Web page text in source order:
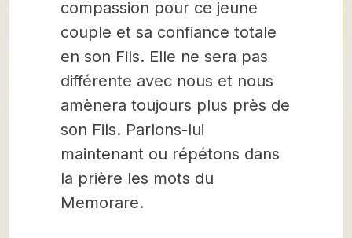
compassion pour ce jeune
couple et sa confiance totale
en son Fils. Elle ne sera pas
différente avec nous et nous
amènera toujours plus près de
son Fils. Parlons-lui
maintenant ou répétons dans
la prière les mots du
Memorare.